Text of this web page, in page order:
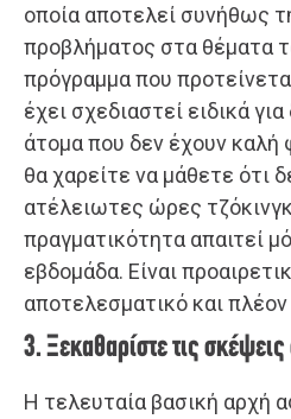
οποία αποτελεί συνήθως
προβλήματος στα θέματα
πρόγραμμα που
έχει σχεδιαστεί ειδικά
άτομα που δεν έχουν καλή
θα χαρείτε να μάθετε ότι
ατέλειωτες ώρες
πραγματικότητα απαιτεί
εβδομάδα. Είναι
αποτελεσματικό και
3. Ξεκαθαρίστε τις
Η τελευταία βασική αρχή